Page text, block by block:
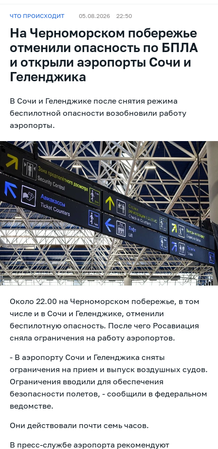
ЧТО ПРОИСХОДИТ 05.08.2026 22:50
На Черноморском побережье
отменили опасность по БПЛА
и открыли аэропорты Сочи и
Геленджика
В Сочи и Геленджике после снятия режима
беспилотной опасности возобновили работу
аэропорты.
Около 22.00 на Черноморском побережье, в том
числе и в Сочи и Геленджике, отменили
беспилотную опасность. После чего Росавиация
сняла ограничения на работу аэропортов.
- В аэропорту Сочи и Геленджика сняты
ограничения на прием и выпуск воздушных судов.
Ограничения вводили для обеспечения
безопасности полетов, - сообщили в федеральном
ведомстве.
Они действовали почти семь часов.
В пресс-службе аэропорта рекомендуют